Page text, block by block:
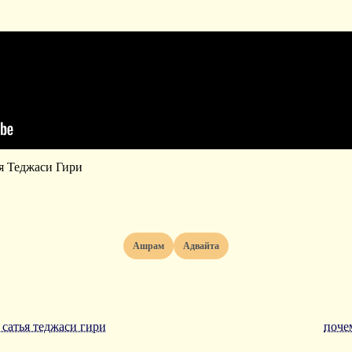
Теджаси Гири
ашрам адвайта
теджаси гири